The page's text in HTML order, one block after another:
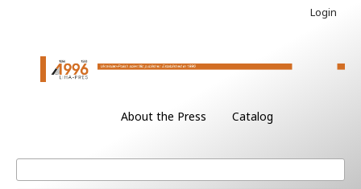
About the Press Catalog
Login